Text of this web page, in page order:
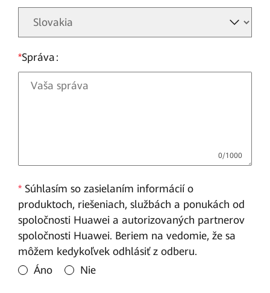
*Správa
*Súhlasím so zasielaním informácií o
produktoch, riešeniach, službách a ponukách od
spoločnosti Huawei a autorizovaných partnerov
spoločnosti Huawei. Beriem na vedomie, že sa
môžem kedykoľvek odhlásiť z odberu.
Áno
Nie